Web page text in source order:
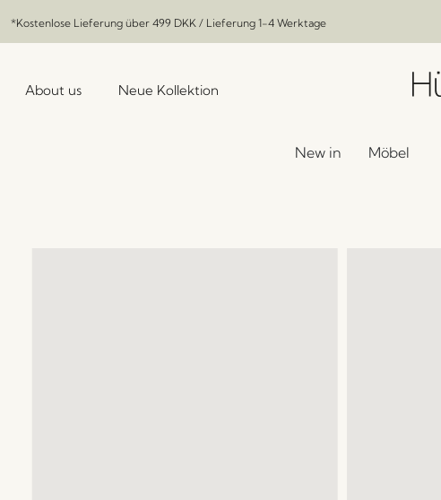
*Kostenlose Lieferung über 499 DKK / Lieferung 1-4 Werktage
About us Neue Kollektion
New in Möbel